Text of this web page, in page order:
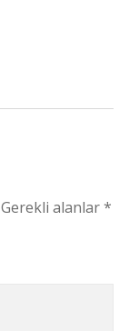
Gerekli alanlar*